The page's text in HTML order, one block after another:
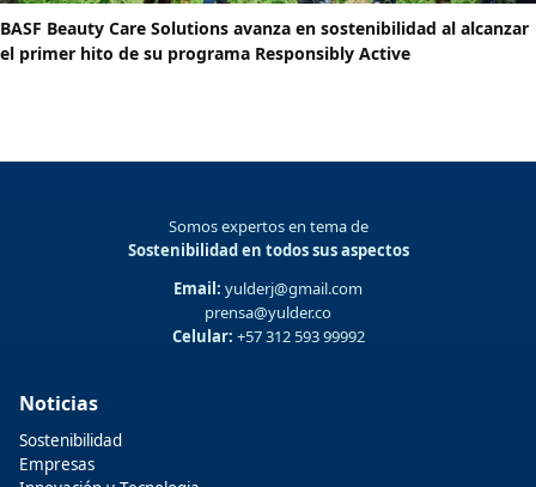
BASF Beauty Care Solutions avanza en sostenibilidad al alcanzar
el primer hito de su programa Responsibly Active
Somos expertos en tema de
Sostenibilidad en todos sus aspectos
Email: yulderj@gmail.com
prensa@yulder.co
Celular: +57 312 593 99992
Noticias
Sostenibilidad
Empresas